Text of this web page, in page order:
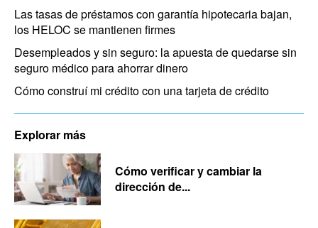
Las tasas de préstamos con garantía hipotecaria bajan,
los HELOC se mantienen firmes
Desempleados y sin seguro: la apuesta de quedarse sin
seguro médico para ahorrar dinero
Cómo construí mi crédito con una tarjeta de crédito
Explorar más
Cómo verificar y cambiar la
dirección de...